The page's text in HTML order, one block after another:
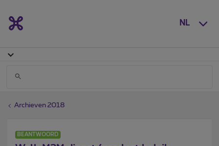
NL
Archieven 2018
BEANTWOORD